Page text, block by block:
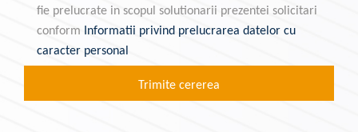
fie prelucrate in scopul solutionarii prezentei solicitari
conform Informatii privind prelucrarea datelor cu
caracter personal